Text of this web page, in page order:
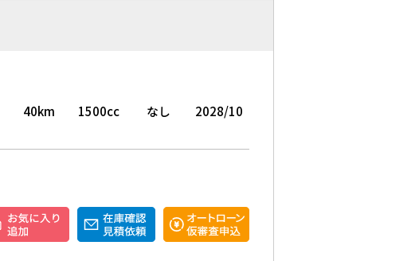
40km 1500cc なし 2028/10